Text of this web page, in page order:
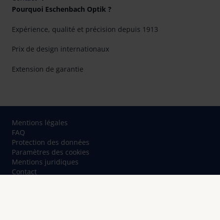
Pourquoi Eschenbach Optik ?
Expérience, qualité et précision depuis 1913
Prix de design internationaux
Extension de garantie
Mentions légales
FAQ
Protection des données
Paramètres des cookies
Mentions juridiques
Contact